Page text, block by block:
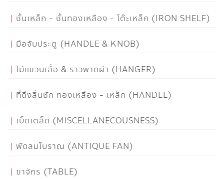
ชั้นเหล็ก - ชั้นทองเหลือง - โต๊ะเหล็ก (IRON SHELF)
มือจับประตู (HANDLE & KNOB)
ไม้แขวนเสื้อ & ราวพาดผ้า (HANGER)
ที่ดึงลิ้นชัก ทองเหลือง - เหล็ก (HANDLE)
เบ็ดเตล็ด (MISCELLANECOUSNESS)
พัดลมโบราณ (ANTIQUE FAN)
ขาจักร (TABLE)